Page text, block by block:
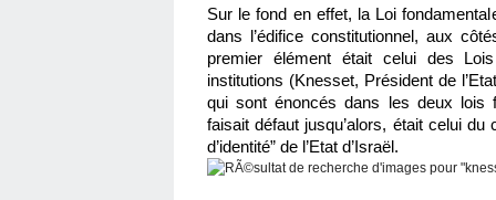
Sur le fond en effet, la Loi
dans l’édifice constitutionnel, aux
premier élément était celui des
institutions (Knesset, Président de
qui sont énoncés dans les deux lois
faisait défaut jusqu’alors, était celui du
d’identité” de l’Etat d’Israël.